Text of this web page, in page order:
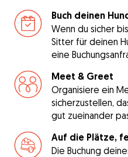
Buch deinen
Wenn du sicher
Sitter für deinen
eine
Meet & Greet
Organisiere ein
sicherzustellen,
gut zueinander
Auf die Plätze,
Die Buchung